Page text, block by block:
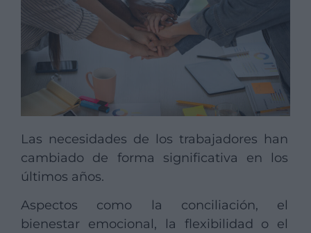
Las necesidades de los trabajadores han
cambiado de forma significativa en los
últimos años.
Aspectos como la conciliación, el
bienestar emocional, la flexibilidad o el